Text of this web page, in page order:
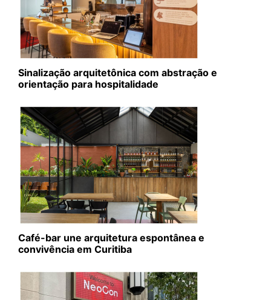
Sinalização arquitetônica com abstração e
orientação para hospitalidade
Café-bar une arquitetura espontânea e
convivência em Curitiba